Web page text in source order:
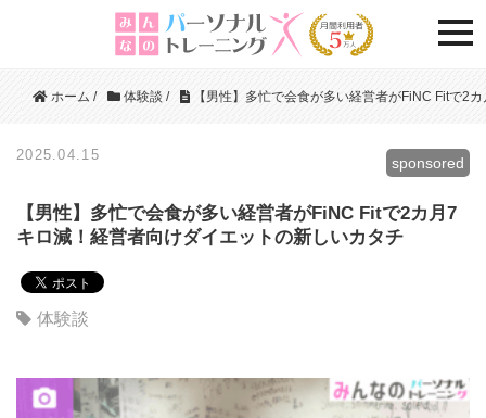
ホーム / 体験談 / 【男性】多忙で会食が多い経営者がFiNC Fitで2
sponsored
2025.04.15
【男性】多忙で会食が多い経営者がFiNC Fitで2カ月7
キロ減！経営者向けダイエットの新しいカタチ
体験談